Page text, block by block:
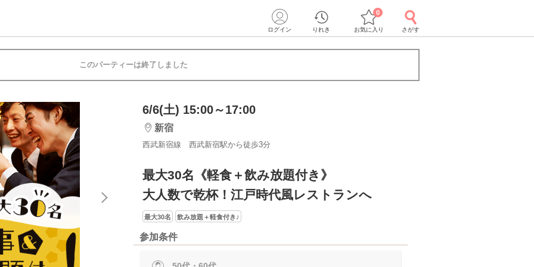
ログイン りれき お気に入り
0
さがす
このパーティーは終了しました
6/6(土) 15:00～17:00
新宿
西武新宿線 西武新宿駅から徒歩3分
最大30名《軽食＋飲み放題付き》
大人数で乾杯！江戸時代風レストランへ
最大30名 飲み放題＋軽食付き♪
参加条件